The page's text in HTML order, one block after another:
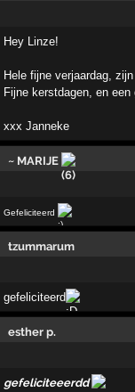
Hey Linze!
Hele fijne verjaardag,
Fijne kerstdagen, en een
xxx Janneke
~ MARIJE
Gefeliciteerd
tzummarum
gefeliciteerd
esther p.
gefeliciteeerdd